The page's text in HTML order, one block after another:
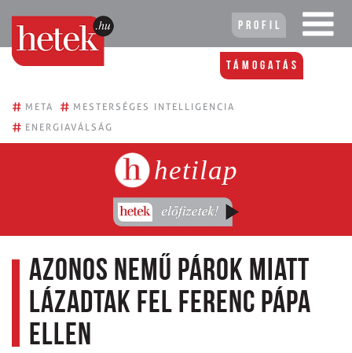
Profil
Támogatás
# META # MESTERSÉGES INTELLIGENCIA
# ENERGIAVÁLSÁG
hetilap
Azonos nemű párok miatt
lázadtak fel Ferenc pápa
ellen